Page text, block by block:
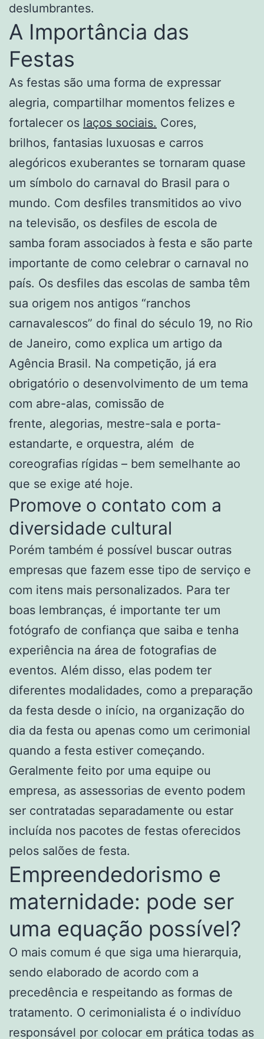
deslumbrantes.
A Importância das
Festas
As festas são uma forma de expressar
alegria, compartilhar momentos felizes e
fortalecer os laços sociais. Cores,
brilhos, fantasias luxuosas e carros
alegóricos exuberantes se tornaram quase
um símbolo do carnaval do Brasil para o
mundo. Com desfiles transmitidos ao vivo
na televisão, os desfiles de escola de
samba foram associados à festa e são parte
importante de como celebrar o carnaval no
país. Os desfiles das escolas de samba têm
sua origem nos antigos “ranchos
carnavalescos” do final do século 19, no Rio
de Janeiro, como explica um artigo da
Agência Brasil. Na competição, já era
obrigatório o desenvolvimento de um tema
com abre-alas, comissão de
frente, alegorias, mestre-sala e porta-
estandarte, e orquestra, além de
coreografias rígidas – bem semelhante ao
que se exige até hoje.
Promove o contato com a
diversidade cultural
Porém também é possível buscar outras
empresas que fazem esse tipo de serviço e
com itens mais personalizados. Para ter
boas lembranças, é importante ter um
fotógrafo de confiança que saiba e tenha
experiência na área de fotografias de
eventos. Além disso, elas podem ter
diferentes modalidades, como a preparação
da festa desde o início, na organização do
dia da festa ou apenas como um cerimonial
quando a festa estiver começando.
Geralmente feito por uma equipe ou
empresa, as assessorias de evento podem
ser contratadas separadamente ou estar
incluída nos pacotes de festas oferecidos
pelos salões de festa.
Empreendedorismo e
maternidade: pode ser
uma equação possível?
O mais comum é que siga uma hierarquia,
sendo elaborado de acordo com a
precedência e respeitando as formas de
tratamento. O cerimonialista é o indivíduo
responsável por colocar em prática todas as